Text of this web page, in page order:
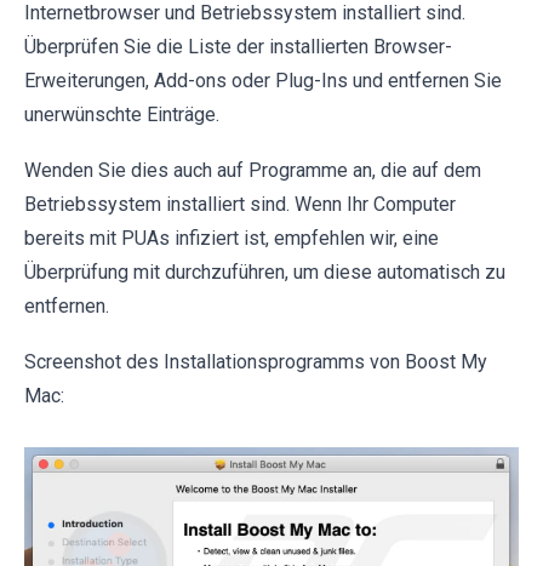
Internetbrowser und Betriebssystem installiert sind.
Überprüfen Sie die Liste der installierten Browser-
Erweiterungen, Add-ons oder Plug-Ins und entfernen Sie
unerwünschte Einträge.
Wenden Sie dies auch auf Programme an, die auf dem
Betriebssystem installiert sind. Wenn Ihr Computer
bereits mit PUAs infiziert ist, empfehlen wir, eine
Überprüfung mit durchzuführen, um diese automatisch zu
entfernen.
Screenshot des Installationsprogramms von Boost My
Mac: